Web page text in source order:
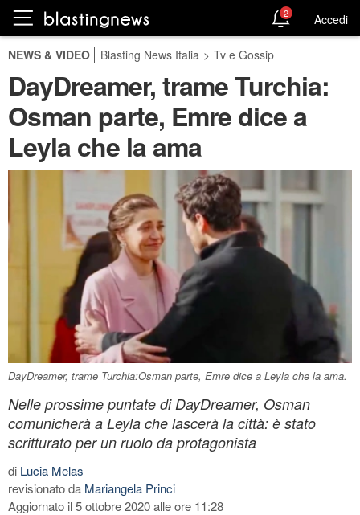
2 Accedi
NEWS & VIDEO Blasting News Italia > Tv e Gossip
DayDreamer, trame Turchia:
Osman parte, Emre dice a
Leyla che la ama
DayDreamer, trame Turchia:Osman parte, Emre dice a Leyla che la ama.
Nelle prossime puntate di DayDreamer, Osman
comunicherà a Leyla che lascerà la città: è stato
scritturato per un ruolo da protagonista
di Lucia Melas
revisionato da Mariangela Princi
Aggiornato il 5 ottobre 2020 alle ore 11:28